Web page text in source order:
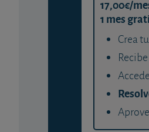
17,00€/
1 mes
Crea tu